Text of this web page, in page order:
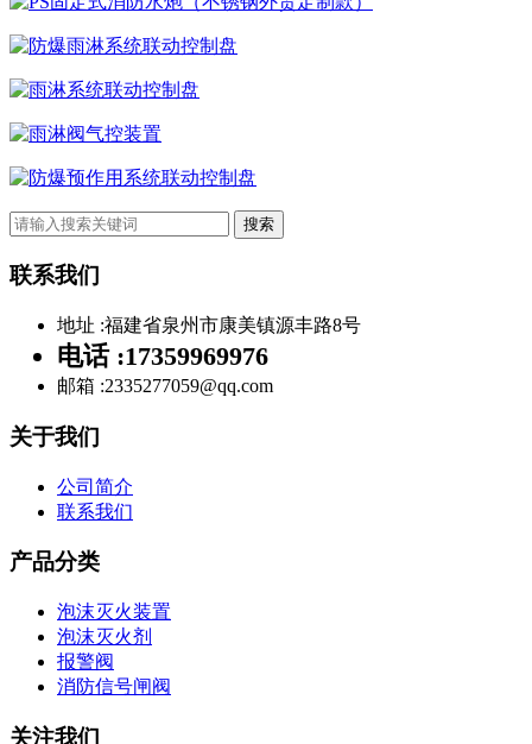
防爆雨淋系统联动控制盘
雨淋系统联动控制盘
雨淋阀气控装置
防爆预作用系统联动控制盘
搜索
联系我们
地址 :福建省泉州市康美镇源丰路8号
电话 :17359969976
邮箱 :2335277059@qq.com
关于我们
公司简介
联系我们
产品分类
泡沫灭火装置
泡沫灭火剂
报警阀
消防信号闸阀
关注我们